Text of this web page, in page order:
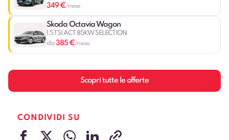
349 €/mese
Skoda Octavia Wagon
1.5 TSI ACT 85KW SELECTION
da385 €/mese
Scopri tutte le offerte
CONDIVIDI SU